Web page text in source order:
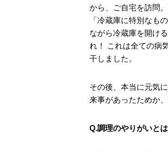
から、ご自宅を訪問
「冷蔵庫に特別なも
ながら冷蔵庫を開け
れ！ これは全ての病
干しました。
その後、本当に元気
来事があったためか
Q.調理のやりがいと